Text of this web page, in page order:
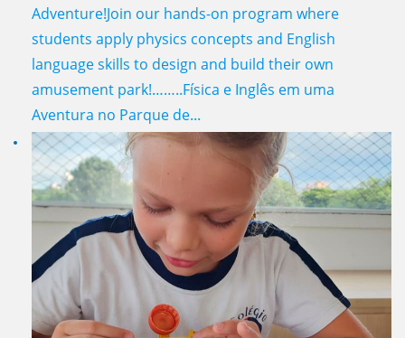
Adventure!Join our hands-on program where
students apply physics concepts and English
language skills to design and build their own
amusement park!……..Física e Inglês em uma
Aventura no Parque de...